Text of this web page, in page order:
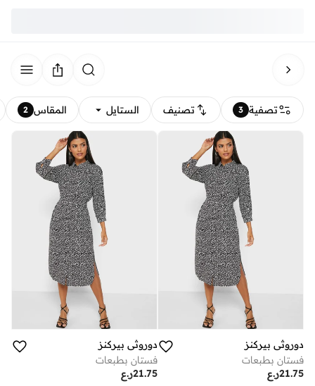
تصفية 3 تصنيف الستايل المقاس 2
دوروثي بيركنز
فستان بطبعات
ر.ع21.75
دوروثي بيركنز
فستان بطبعات
ر.ع21.75